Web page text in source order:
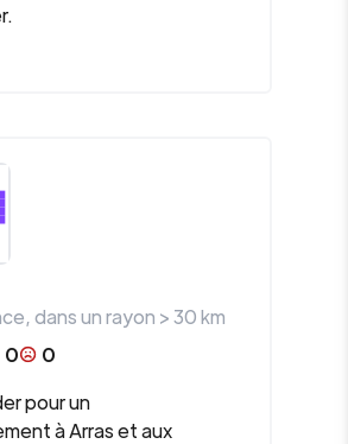
, dans un rayon >30km
0
0
pour un
à Arras et aux